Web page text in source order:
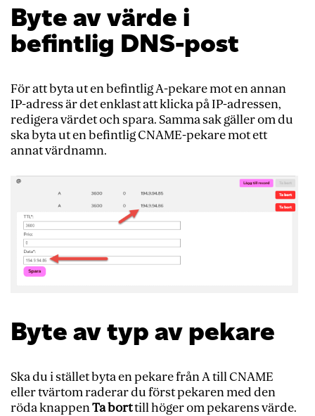
Byte av värde i
befintlig DNS-post
För att byta ut en befintlig A-pekare mot en annan
IP-adress är det enklast att klicka på IP-adressen,
redigera värdet och spara. Samma sak gäller om du
ska byta ut en befintlig CNAME-pekare mot ett
annat värdnamn.
Byte av typ av pekare
Ska du i stället byta en pekare från A till CNAME
eller tvärtom raderar du först pekaren med den
röda knappenTa borttill höger om pekarens värde.